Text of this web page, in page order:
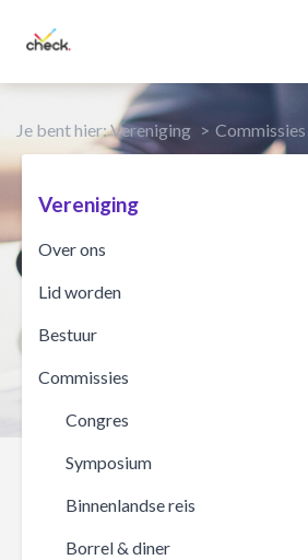
Je bent hier:Vereniging Commissies
Vereniging
Over ons
Lid worden
Bestuur
Commissies
Congres
Symposium
Binnenlandse reis
Borrel & diner